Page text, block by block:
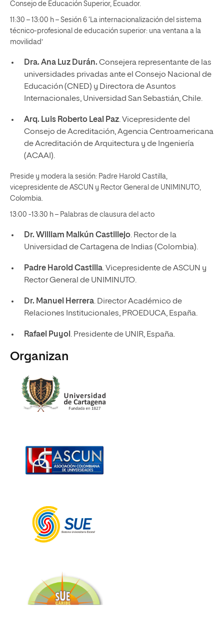
Consejo de Educación Superior, Ecuador.
11:30 – 13:00 h – Sesión 6 ‘La internacionalización del sistema
técnico-profesional de educación superior: una ventana a la
movilidad’
Dra. Ana Luz Durán. Consejera representante de las
universidades privadas ante el Consejo Nacional de
Educación (CNED) y Directora de Asuntos
Internacionales, Universidad San Sebastián, Chile.
Arq. Luis Roberto Leal Paz. Vicepresidente del
Consejo de Acreditación, Agencia Centroamericana
de Acreditación de Arquitectura y de Ingeniería
(ACAAI).
Preside y modera la sesión: Padre Harold Castilla,
vicepresidente de ASCUN y Rector General de UNIMINUTO,
Colombia.
13:00 -13:30 h – Palabras de clausura del acto
Dr. William Malkún Castillejo. Rector de la
Universidad de Cartagena de Indias (Colombia).
Padre Harold Castilla. Vicepresidente de ASCUN y
Rector General de UNIMINUTO.
Dr. Manuel Herrera. Director Académico de
Relaciones Institucionales, PROEDUCA, España.
Rafael Puyol . Presidente de UNIR, España.
Organizan